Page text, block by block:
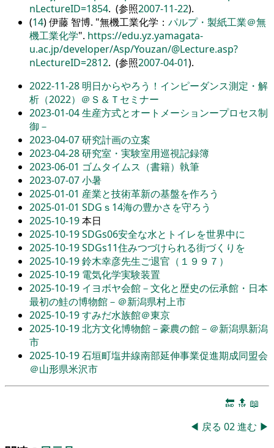
nLectureID=1854. (参照2007-11-22).
(14) 伊藤 智博. 無機工業化学： パルプ・製紙工業＠無
機工業化学 . https://edu.yz.yamagata-
u.ac.jp/developer/Asp/Youzan/@Lecture.asp?
nLectureID=2812. (参照2007-04-01).
2022-11-28 明日からやろう！インピーダンス測定・解
析（2022）＠Ｓ＆Ｔセミナー
2023-01-04生産方式とオートメーションープロセス制
御－
2023-04-07研究計画の立案
2023-04-28研究室・実験室用巡視記録簿
2023-06-01 ゴムタイムス（書籍）執筆
2023-07-07小暑
2025-01-01 産業と技術革新の基盤を作ろう
2025-01-01 SDGｓ14海の豊かさを守ろう
2025-10-19本日
2025-10-19SDGs06安全な水とトイレを世界中に
2025-10-19SDGs11住みつづけられる街づくりを
2025-10-19鈴木幸彦先生ご退官（１９９７）
2025-10-19 電気化学実験装置
2025-10-19 イヨボヤ会館－文化と歴史の伝承館・日本
最初の鮭の博物館－＠新潟県村上市
2025-10-19すみだ水族館＠東京
2025-10-19北方文化博物館－豪農の館－＠新潟県新潟
市
2025-10-19石垣町塩井線南部延伸事業促進期成同盟会
＠山形県米沢市
🔚 🔝 📖
◀ 戻る 02進む ▶